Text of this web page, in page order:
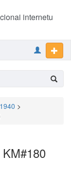
internetu
>